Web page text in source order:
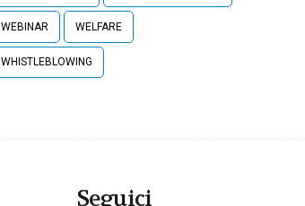
WEBINAR WELFARE
WHISTLEBLOWING
Seguici